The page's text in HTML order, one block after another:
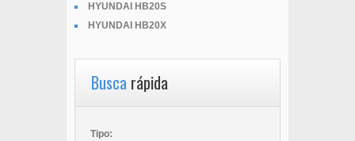
HYUNDAI HB20S
HYUNDAI HB20X
Busca rápida
Tipo: